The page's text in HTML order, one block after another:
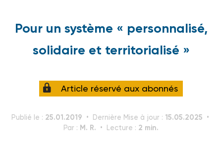
Pour un système « personnalisé,
solidaire et territorialisé »
Article réservé aux abonnés
Publié le : 25.01.2019 Dernière Mise à jour : 15.05.2025
Par : M. R. Lecture : 2 min.